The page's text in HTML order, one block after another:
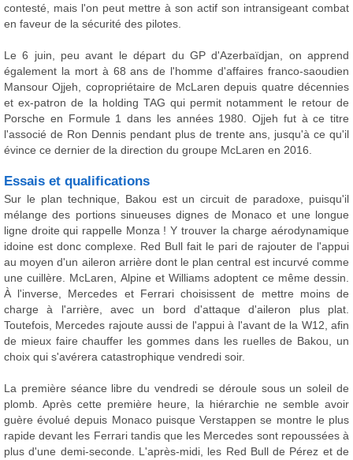
contesté, mais l'on peut mettre à son actif son intransigeant combat
en faveur de la sécurité des pilotes.
Le 6 juin, peu avant le départ du GP d'Azerbaïdjan, on apprend
également la mort à 68 ans de l'homme d'affaires franco-saoudien
Mansour Ojjeh, copropriétaire de McLaren depuis quatre décennies
et ex-patron de la holding TAG qui permit notamment le retour de
Porsche en Formule 1 dans les années 1980. Ojjeh fut à ce titre
l'associé de Ron Dennis pendant plus de trente ans, jusqu'à ce qu'il
évince ce dernier de la direction du groupe McLaren en 2016.
Essais et qualifications
Sur le plan technique, Bakou est un circuit de paradoxe, puisqu'il
mélange des portions sinueuses dignes de Monaco et une longue
ligne droite qui rappelle Monza ! Y trouver la charge aérodynamique
idoine est donc complexe. Red Bull fait le pari de rajouter de l'appui
au moyen d'un aileron arrière dont le plan central est incurvé comme
une cuillère. McLaren, Alpine et Williams adoptent ce même dessin.
À l'inverse, Mercedes et Ferrari choisissent de mettre moins de
charge à l'arrière, avec un bord d'attaque d'aileron plus plat.
Toutefois, Mercedes rajoute aussi de l'appui à l'avant de la W12, afin
de mieux faire chauffer les gommes dans les ruelles de Bakou, un
choix qui s'avérera catastrophique vendredi soir.
La première séance libre du vendredi se déroule sous un soleil de
plomb. Après cette première heure, la hiérarchie ne semble avoir
guère évolué depuis Monaco puisque Verstappen se montre le plus
rapide devant les Ferrari tandis que les Mercedes sont repoussées à
plus d'une demi-seconde. L'après-midi, les Red Bull de Pérez et de